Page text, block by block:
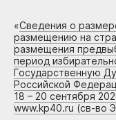
«Сведения о
размещению на
размещения
период
Государственную
Российской
18 – 20 сентября
www.kp40.ru (св-во